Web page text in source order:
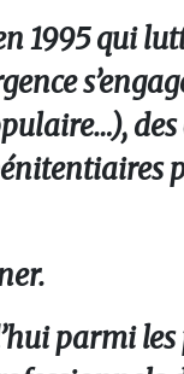
1995 qui
parmi les